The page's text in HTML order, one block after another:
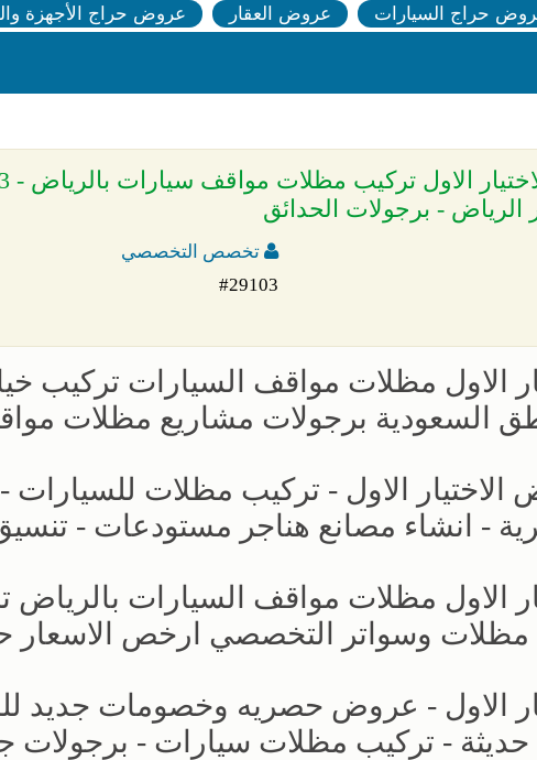
حراج السيارات عروض العقار عروض حراج الأجهزة
- برجولات الحدائق
تخصص التخصصي
#29103
الاول مظلات مواقف السيارات تركيب
السعودية برجولات مشاريع مظلات
الاول - تركيب مظلات للسيارات -
- انشاء مصانع هناجر مستودعات -
الاول مظلات مواقف السيارات بالرياض
مظلات وسواتر التخصصي ارخص الاسعار
الاول - عروض حصريه وخصومات جديد
- اشكال حديثة - تركيب مظلات سيارات -